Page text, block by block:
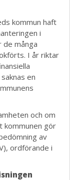
kommun haft
i
de många
I år riktar
en
och om
kommunen gör
av
ordförande i